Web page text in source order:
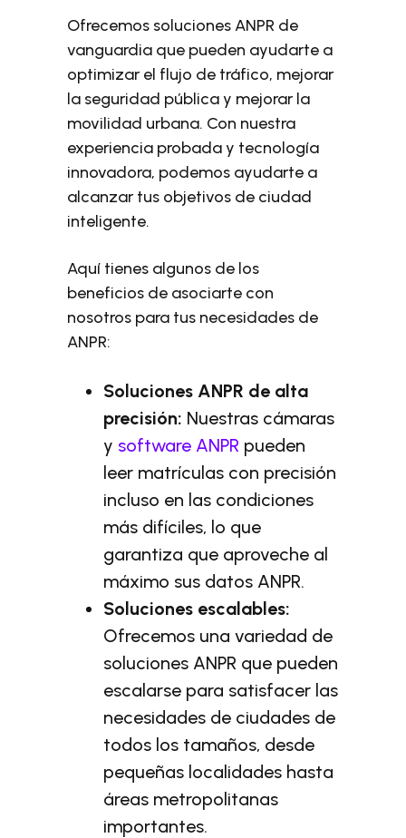
Ofrecemos soluciones ANPR de
vanguardia que pueden ayudarte a
optimizar el flujo de tráfico, mejorar
la seguridad pública y mejorar la
movilidad urbana. Con nuestra
experiencia probada y tecnología
innovadora, podemos ayudarte a
alcanzar tus objetivos de ciudad
inteligente.
Aquí tienes algunos de los
beneficios de asociarte con
nosotros para tus necesidades de
ANPR:
Soluciones ANPR de alta
precisión: Nuestras cámaras
y software ANPR pueden
leer matrículas con precisión
incluso en las condiciones
más difíciles, lo que
garantiza que aproveche al
máximo sus datos ANPR.
Soluciones escalables:
Ofrecemos una variedad de
soluciones ANPR que pueden
escalarse para satisfacer las
necesidades de ciudades de
todos los tamaños, desde
pequeñas localidades hasta
áreas metropolitanas
importantes.